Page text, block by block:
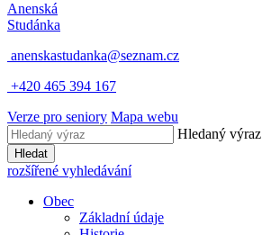
Anenská
Studánka
anenskastudanka@seznam.cz
+420 465 394 167
Verze pro seniory Mapa webu
Hledaný výraz
Hledat
rozšířené vyhledávání
Obec
Základní údaje